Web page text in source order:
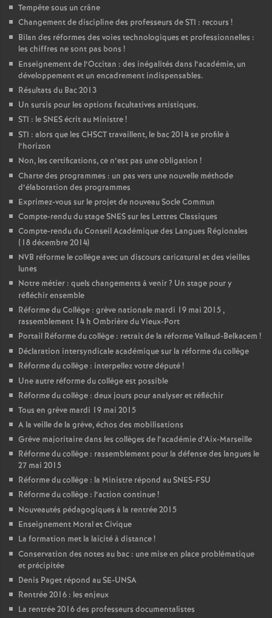
Tempête sous un crâne
Changement de discipline des professeurs de STI : recours !
Bilan des réformes des voies technologiques et professionnelles :
les chiffres ne sont pas bons !
Enseignement de l’Occitan : des inégalités dans l’académie, un
développement et un encadrement indispensables.
Résultats du Bac 2013
Un sursis pour les options facultatives artistiques.
STI : le SNES écrit au Ministre!
STI : alors que les CHSCT travaillent, le bac 2014 se profile à
l’horizon
Non, les certifications, ce n’est pas une obligation !
Charte des programmes : un pas vers une nouvelle méthode
d’élaboration des programmes
Exprimez-vous sur le projet de nouveau Socle Commun
Compte-rendu du stage SNES sur les Lettres Classiques
Compte-rendu du Conseil Académique des Langues Régionales
(18 décembre 2014)
NVB réforme le collège avec un discours caricatural et des vieilles
lunes
Notre métier : quels changements à venir? Un stage pour y
réfléchir ensemble
Réforme du Collège : grève nationale mardi 19 mai 2015 ,
rassemblement 14 h Ombrière du Vieux-Port
Portail Réforme du collège : retrait de la réforme Vallaud-Belkacem !
Déclaration intersyndicale académique sur la réforme du collège
Réforme du collège : interpellez votre député!
Une autre réforme du collège est possible
Réforme du collège : deux jours pour analyser et réfléchir
Tous en grève mardi 19 mai 2015
A la veille de la grève, échos des mobilisations
Grève majoritaire dans les collèges de l’académie d’Aix-Marseille
Réforme du collège : rassemblement pour la défense des langues le
27 mai 2015
Réforme du collège : la Ministre répond au SNES-FSU
Réforme du collège : l’action continue!
Nouveautés pédagogiques à la rentrée 2015
Enseignement Moral et Civique
La formation met la laïcité à distance!
Conservation des notes au bac : une mise en place problématique
et précipitée
Denis Paget répond au SE-UNSA
Rentrée 2016 : les enjeux
La rentrée 2016 des professeurs documentalistes